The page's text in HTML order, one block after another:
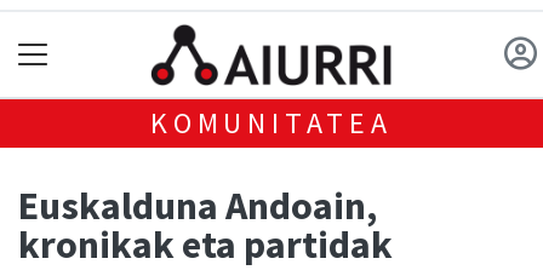
KOMUNITATEA
Euskalduna Andoain,
kronikak eta partidak